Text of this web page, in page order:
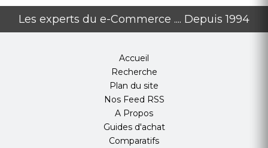
Les experts du e-Commerce .... Depuis 1994
Accueil
Recherche
Plan du site
Nos Feed RSS
A Propos
Guides d'achat
Comparatifs